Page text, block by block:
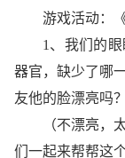
游戏活动：
1、我们的
器官，缺少了哪
友他的脸漂亮吗？
（不漂亮，
们一起来帮帮这